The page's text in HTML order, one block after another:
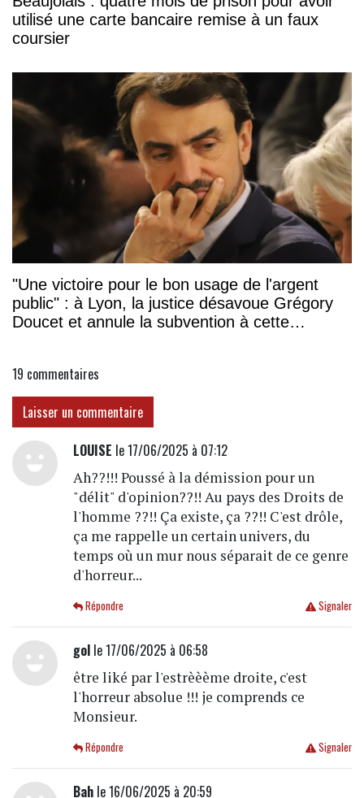
utilisé une carte bancaire remise à un faux
coursier
"Une victoire pour le bon usage de l'argent
public" : à Lyon, la justice désavoue Grégory
Doucet et annule la subvention à cette
19 commentaires
Laisser un commentaire
LOUISE le 17/06/2025 à 07:12
Ah??!!! Poussé à la démission pour un
"délit" d'opinion??!! Au pays des Droits de
l'homme ??!! Ça existe, ça ??!! C'est drôle,
ça me rappelle un certain univers, du
temps où un mur nous séparait de ce genre
d'horreur...
Signaler
Répondre
golle 17/06/2025 à 06:58
être liké par l'estrèèème droite, c'est
l'horreur absolue !!! je comprends ce
Monsieur.
Signaler
Répondre
Bahle 16/06/2025 à 20:59